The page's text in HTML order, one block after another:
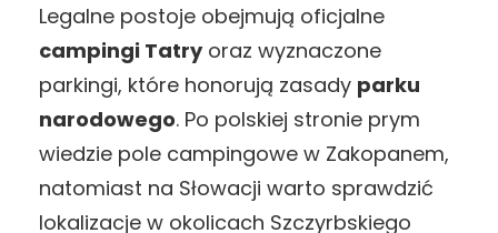
Legalne postoje obejmują oficjalne
campingi Tatryoraz wyznaczone
parkingi, które honorują zasady parku
narodowego. Po polskiej stronie prym
wiedzie pole campingowe w Zakopanem,
natomiast na Słowacji warto sprawdzić
lokalizacje w okolicach Szczyrbskiego